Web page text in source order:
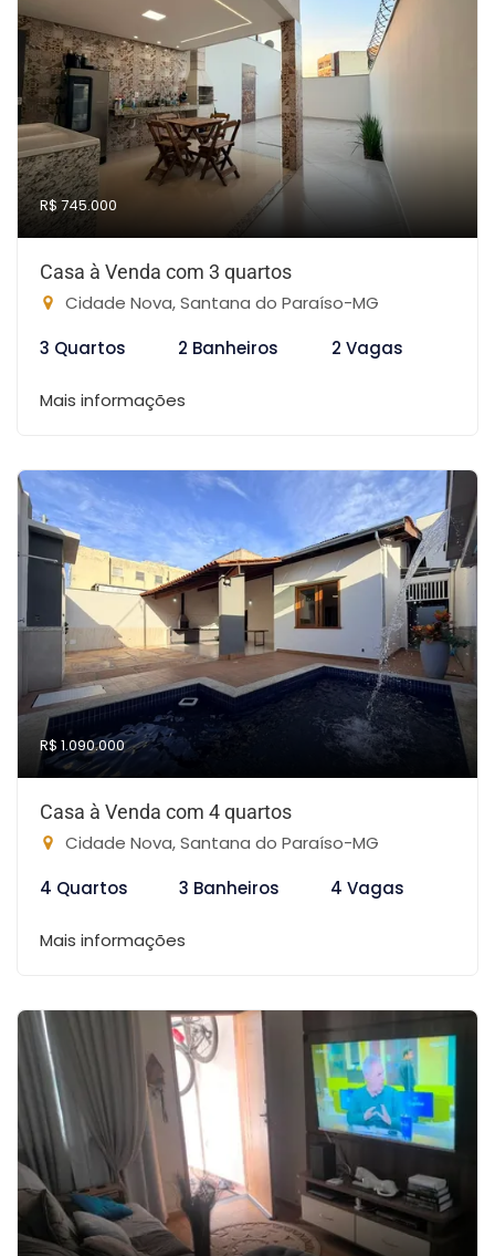
R$ 745.000
Casa à Venda com 3 quartos
Cidade Nova, Santana do Paraíso-MG
3 Quartos
2 Banheiros 2 Vagas
Mais informações
R$ 1.090.000
Casa à Venda com 4 quartos
Cidade Nova, Santana do Paraíso-MG
4 Quartos
3 Banheiros 4 Vagas
Mais informações